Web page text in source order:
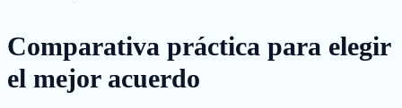
Comparativa práctica para elegir
el mejor acuerdo